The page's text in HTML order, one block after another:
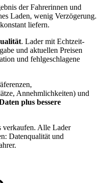
der Fahrerinnen und
Laden, wenig Verzögerung.
liefern.
. Lader mit Echtzeit-
und aktuellen Preisen
und fehlgeschlagene
Annehmlichkeiten) und
plus bessere
verkaufen. Alle Lader
Datenqualität und